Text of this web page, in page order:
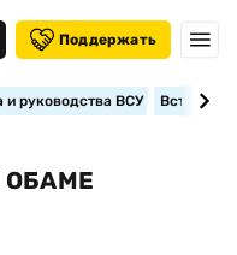
Поддержать
и руководства ВСУ
ОБАМЕ